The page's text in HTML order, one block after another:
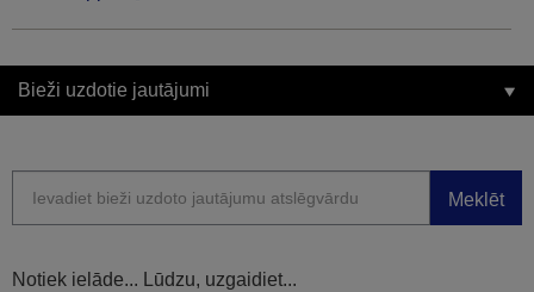
Bieži uzdotie jautājumi
Meklēt
Notiek ielāde... Lūdzu, uzgaidiet...